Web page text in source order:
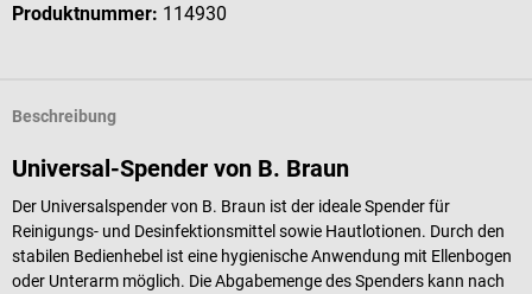
Produktnummer: 114930
Beschreibung
Universal-Spender von B. Braun
Der Universalspender von B. Braun ist der ideale Spender für
Reinigungs- und Desinfektionsmittel sowie Hautlotionen. Durch den
stabilen Bedienhebel ist eine hygienische Anwendung mit Ellenbogen
oder Unterarm möglich. Die Abgabemenge des Spenders kann nach